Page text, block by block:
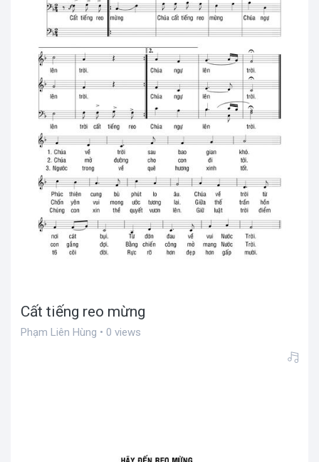
Cất tiếng reo mừng
Phạm Liên Hùng • 0 views